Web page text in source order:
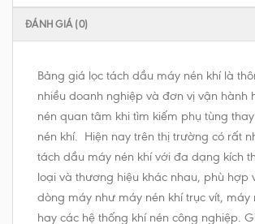
ĐÁNH GIÁ (0)
Bảng giá lọc tách dầu máy nén khí là
nhiều doanh nghiệp và đơn vị vận hành
nén quan tâm khi tìm kiếm phụ tùng
nén khí. Hiện nay trên thị trường có rất
tách dầu máy nén khí với đa dạng kích
loại và thương hiệu khác nhau, phù hợp
dòng máy như máy nén khí trục vít, máy
hay các hệ thống khí nén công nghiệp.